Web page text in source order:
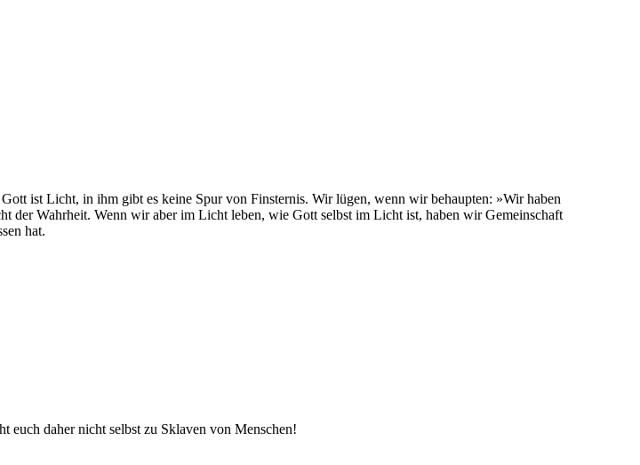
ist Licht, in ihm gibt es keine Spur von Finsternis. Wir lügen, wenn wir behaupten: »Wir haben
der Wahrheit. Wenn wir aber im Licht leben, wie Gott selbst im Licht ist, haben wir Gemeinschaft
hat.
euch daher nicht selbst zu Sklaven von Menschen!